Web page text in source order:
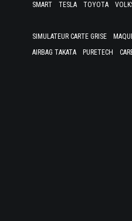
SMART
TESLA TOYOTA
SIMULATEUR CARTE GRISE
AIRBAG TAKATA
PURETECH